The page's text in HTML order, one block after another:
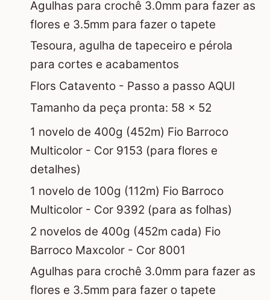
Agulhas para crochê 3.0mm para fazer as
flores e 3.5mm para fazer o tapete
Tesoura, agulha de tapeceiro e pérola
para cortes e acabamentos
Flors Catavento - Passo a passo AQUI
Tamanho da peça pronta: 58 x 52
1 novelo de 400g (452m) Fio Barroco
Multicolor - Cor 9153 (para flores e
detalhes)
1 novelo de 100g (112m) Fio Barroco
Multicolor - Cor 9392 (para as folhas)
2 novelos de 400g (452m cada) Fio
Barroco Maxcolor - Cor 8001
Agulhas para crochê 3.0mm para fazer as
flores e 3.5mm para fazer o tapete